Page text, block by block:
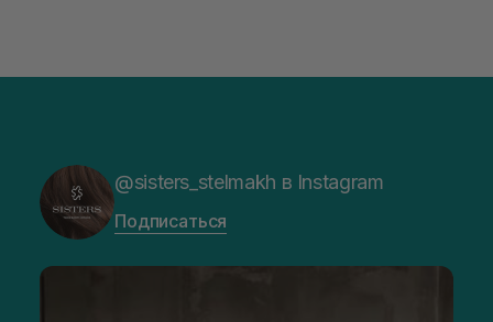
@sisters_stelmakh в Instagram
Подписаться